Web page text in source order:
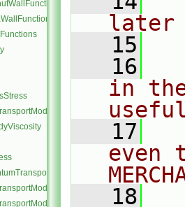
later
   15
   16
in
   17
even
   18